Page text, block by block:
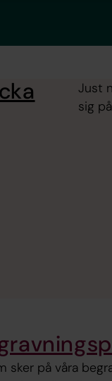
Just
sig
sker på våra